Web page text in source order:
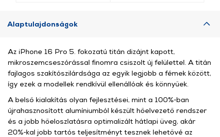
Alaptulajdonságok
Az iPhone 16 Pro 5. fokozatú titán dizájnt kapott,
mikroszemcseszórással finomra csiszolt új felülettel. A titán
fajlagos szakító­szilárdsága az egyik legjobb a fémek között,
így ezek a modellek rendkívül ellenállóak és könnyűek.
A belső kialakítás olyan fejlesztései, mint a 100%‑ban
újrahasznosított alumíniumból készült hőelvezető rendszer
és a jobb hőeloszlatásra optimalizált hátlapi üveg, akár
20%‑kal jobb tartós teljesítményt tesznek lehetővé az